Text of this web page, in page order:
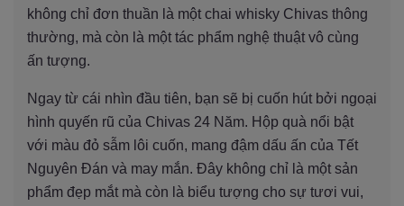
không chỉ đơn thuần là một chai whisky Chivas thông
thường, mà còn là một tác phẩm nghệ thuật vô cùng
ấn tượng.
Ngay từ cái nhìn đầu tiên, bạn sẽ bị cuốn hút bởi ngoại
hình quyến rũ của Chivas 24 Năm. Hộp quà nổi bật
với màu đỏ sẫm lôi cuốn, mang đậm dấu ấn của Tết
Nguyên Đán và may mắn. Đây không chỉ là một sản
phẩm đẹp mắt mà còn là biểu tượng cho sự tươi vui,